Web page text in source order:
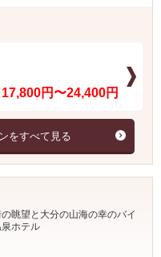
17,800円〜24,400円
をすべて見る
眺望と大分の山海の幸のバイ
ホテル